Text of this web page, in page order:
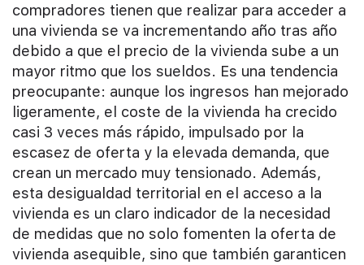
compradores tienen que realizar para acceder a
una vivienda se va incrementando año tras año
debido a que el precio de la vivienda sube a un
mayor ritmo que los sueldos. Es una tendencia
preocupante: aunque los ingresos han mejorado
ligeramente, el coste de la vivienda ha crecido
casi 3 veces más rápido, impulsado por la
escasez de oferta y la elevada demanda, que
crean un mercado muy tensionado. Además,
esta desigualdad territorial en el acceso a la
vivienda es un claro indicador de la necesidad
de medidas que no solo fomenten la oferta de
vivienda asequible, sino que también garanticen